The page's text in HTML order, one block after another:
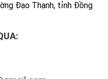
Đạo Thạnh, tỉnh Đồng